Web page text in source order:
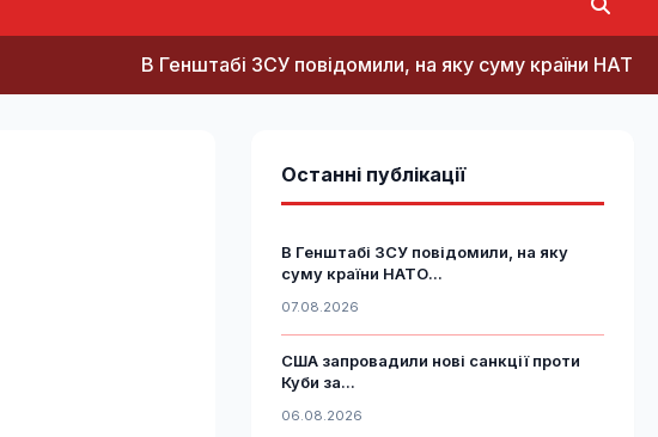
В Генштабі ЗСУ повідомили, на яку суму країни НАТО
Останні публікації
В Генштабі ЗСУ повідомили, на яку
суму країни НАТО...
07.08.2026
США запровадили нові санкції проти
Куби за...
06.08.2026